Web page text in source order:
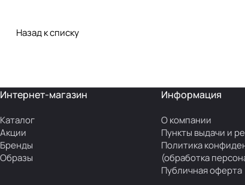
Назад к списку
Интернет-магазин
Каталог
Акции
Бренды
Образы
Информация
О компании
Пункты выдачи и
Политика
(обработка
Публичная оферта